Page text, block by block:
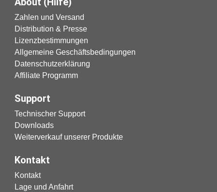
Zahlen und Versand
Distribution & Presse
Lizenzbestimmungen
Allgemeine Geschäftsbedingungen
Datenschutzerklärung
Affiliate Programm
Support
Technischer Support
Downloads
Weiterverkauf unserer Produkte
Kontakt
Kontakt
Lage und Anfahrt